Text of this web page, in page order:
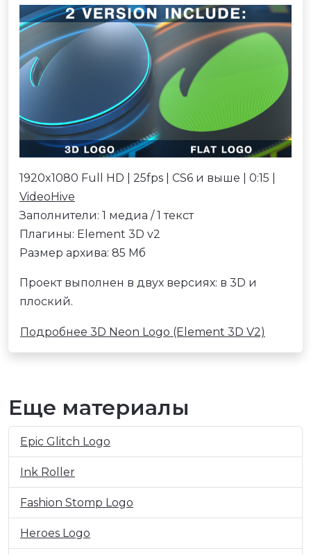
1920x1080 Full HD | 25fps | CS6 и выше | 0:15 |
VideoHive
Заполнители: 1 медиа / 1 текст
Плагины: Element 3D v2
Размер архива: 85 Мб
Проект выполнен в двух версиях: в 3D и
плоский.
Подробнее 3D Neon Logo (Element 3D V2)
Еще материалы
Epic Glitch Logo
Ink Roller
Fashion Stomp Logo
Heroes Logo